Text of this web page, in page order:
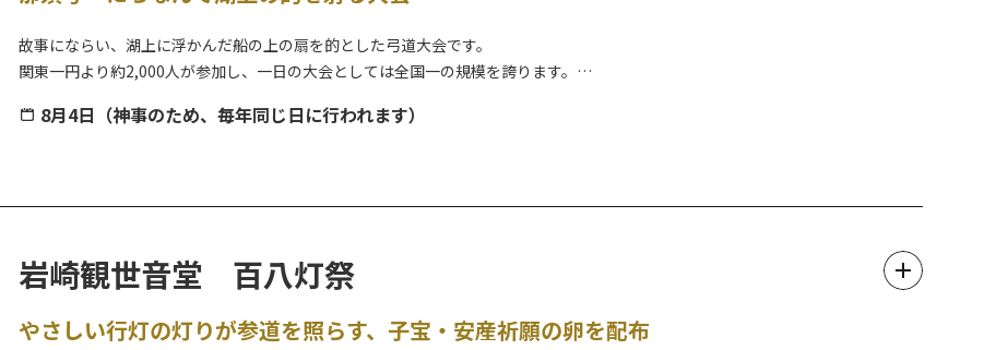
故事にならい、湖上に浮かんだ船の上の扇を的とした弓道大会です。
関東一円より約2,000人が参加し、一日の大会としては全国一の規模を誇ります。
8月4日（神事のため、毎年同じ日に行われます）
岩崎観世音堂 百八灯祭
やさしい行灯の灯りが参道を照らす、子宝・安産祈願の卵を配布